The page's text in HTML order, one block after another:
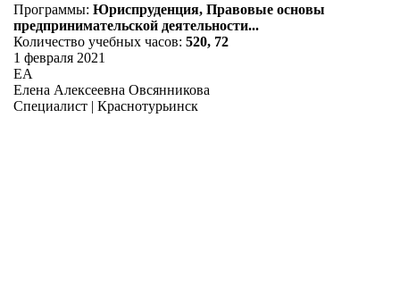
Программы: Юриспруденция, Правовые основы
предпринимательской деятельности...
Количество учебных часов: 520, 72
1 февраля 2021
ЕА
Елена Алексеевна Овсянникова
Специалист | Краснотурьинск